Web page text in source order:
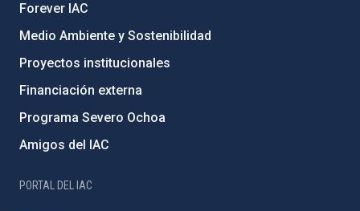
Forever IAC
Medio Ambiente y Sostenibilidad
Proyectos institucionales
Financiación externa
Programa Severo Ochoa
Amigos del IAC
PORTAL DEL IAC